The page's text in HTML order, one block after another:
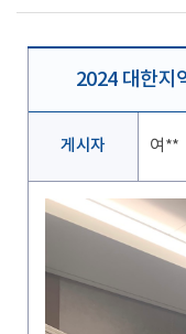
2024 대한지
게시자 여**